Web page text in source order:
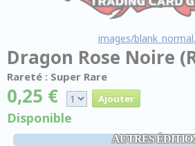
images/
Dragon Rose Noire
Rareté : Super Rare
0,25 €
Disponible
AUTRES